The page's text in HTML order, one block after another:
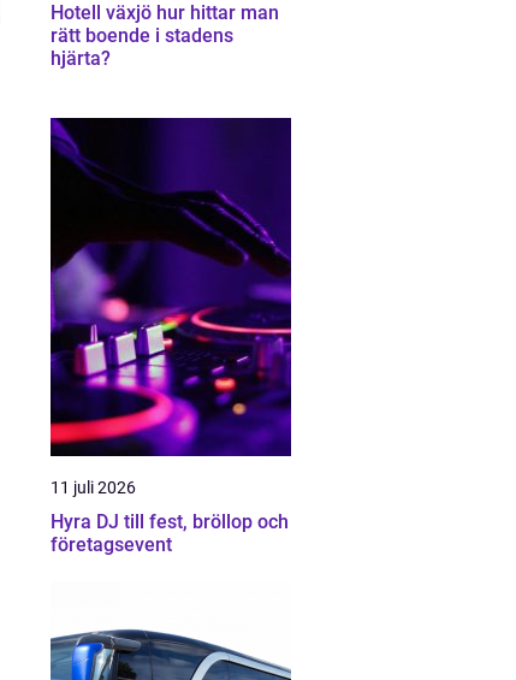
Hotell växjö hur hittar man
rätt boende i stadens
hjärta?
11 juli 2026
Hyra DJ till fest, bröllop och
företagsevent